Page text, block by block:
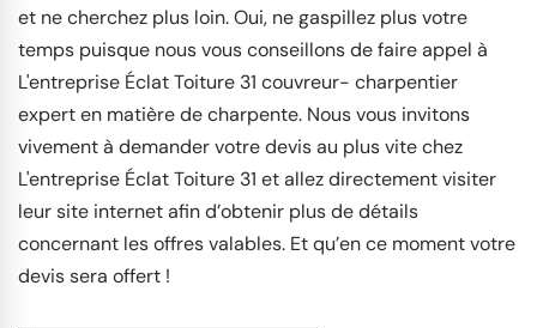
et ne cherchez plus loin. Oui, ne gaspillez plus votre
temps puisque nous vous conseillons de faire appel à
L'entreprise Éclat Toiture 31 couvreur- charpentier
expert en matière de charpente. Nous vous invitons
vivement à demander votre devis au plus vite chez
L'entreprise Éclat Toiture 31 et allez directement visiter
leur site internet afin d’obtenir plus de détails
concernant les offres valables. Et qu’en ce moment votre
devis sera offert !